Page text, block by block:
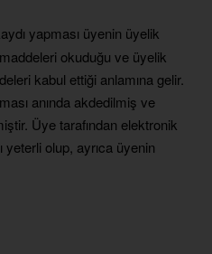
yapması üyenin üyelik
okuduğu ve üyelik
kabul ettiği anlamına gelir.
anında akdedilmiş ve
Üye tarafından elektronik
olup, ayrıca üyenin